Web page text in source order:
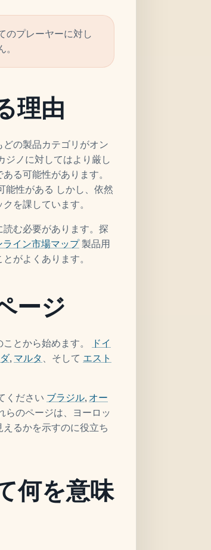
のプレーヤーに対し
理由
の製品カテゴリがオン
ジノに対してはより厳し
る可能性があります。
能性がある しかし、依然
を課しています。
む必要があります。探
ライン市場マップ製品用
がよくあります。
ージ
とから始めます。
ドイ
, マルタ、そして エスト
ください ブラジル, オー
らのページは、ヨーロッ
るかを示すのに役立ち
何を意味